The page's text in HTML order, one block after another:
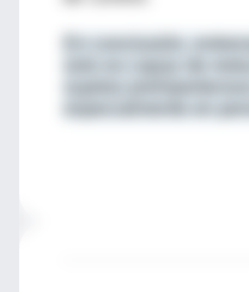
En conclusión,